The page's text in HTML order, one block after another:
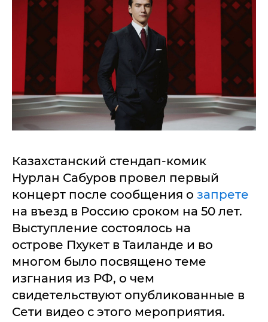
Казахстанский стендап-комик
Нурлан Сабуров провел первый
концерт после сообщения о запрете
на въезд в Россию сроком на 50 лет.
Выступление состоялось на
острове Пхукет в Таиланде и во
многом было посвящено теме
изгнания из РФ, о чем
свидетельствуют опубликованные в
Сети видео с этого мероприятия.